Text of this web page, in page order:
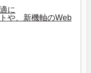
に
や、新機軸のWeb